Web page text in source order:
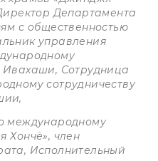
Департамента
с общественностью
управления
Ивахаши, Сотрудница
сотрудничеству
международному
Хончё», член
Исполнительный